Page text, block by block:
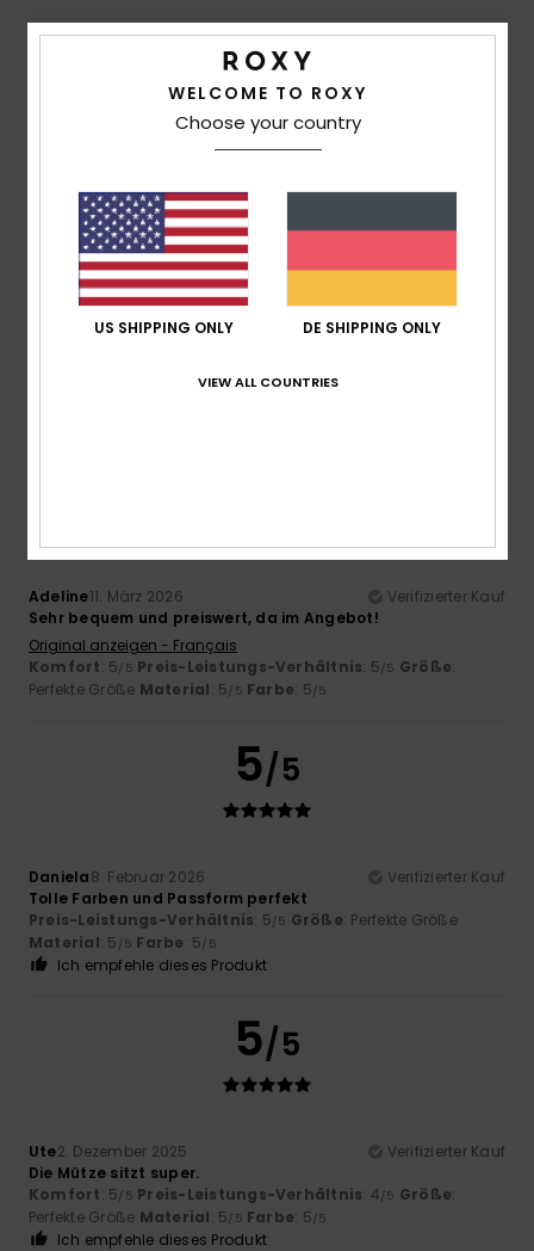
Komfort
5.0
Preis-Leistungs-Verhältnis
Größe
Zu klein Zu groß
Material
Adeline11. März 2026
Verifizierter Kauf
Sehr bequem und preiswert, da im Angebot!
Original anzeigen - Français
Komfort: 5/5 Preis-Leistungs-Verhältnis: 5/5 Größe:
Perfekte Größe Material: 5/5 Farbe: 5/5
5/5
Daniela8. Februar 2026
Verifizierter Kauf
Tolle Farben und Passform perfekt
Preis-Leistungs-Verhältnis: 5/5 Größe: Perfekte Größe
Material: 5 /5 Farbe: 5/5
Ich empfehle dieses Produkt
5/5
Ute2. Dezember 2025
Verifizierter Kauf
Die Mütze sitzt super.
Komfort: 5/5 Preis-Leistungs-Verhältnis: 4/5 Größe:
Perfekte Größe Material: 5/5 Farbe: 5/5
Ich empfehle dieses Produkt
WELCOME TO ROXY
Choose your country
US SHIPPING ONLY DE SHIPPING ONLY
VIEW ALL COUNTRIES